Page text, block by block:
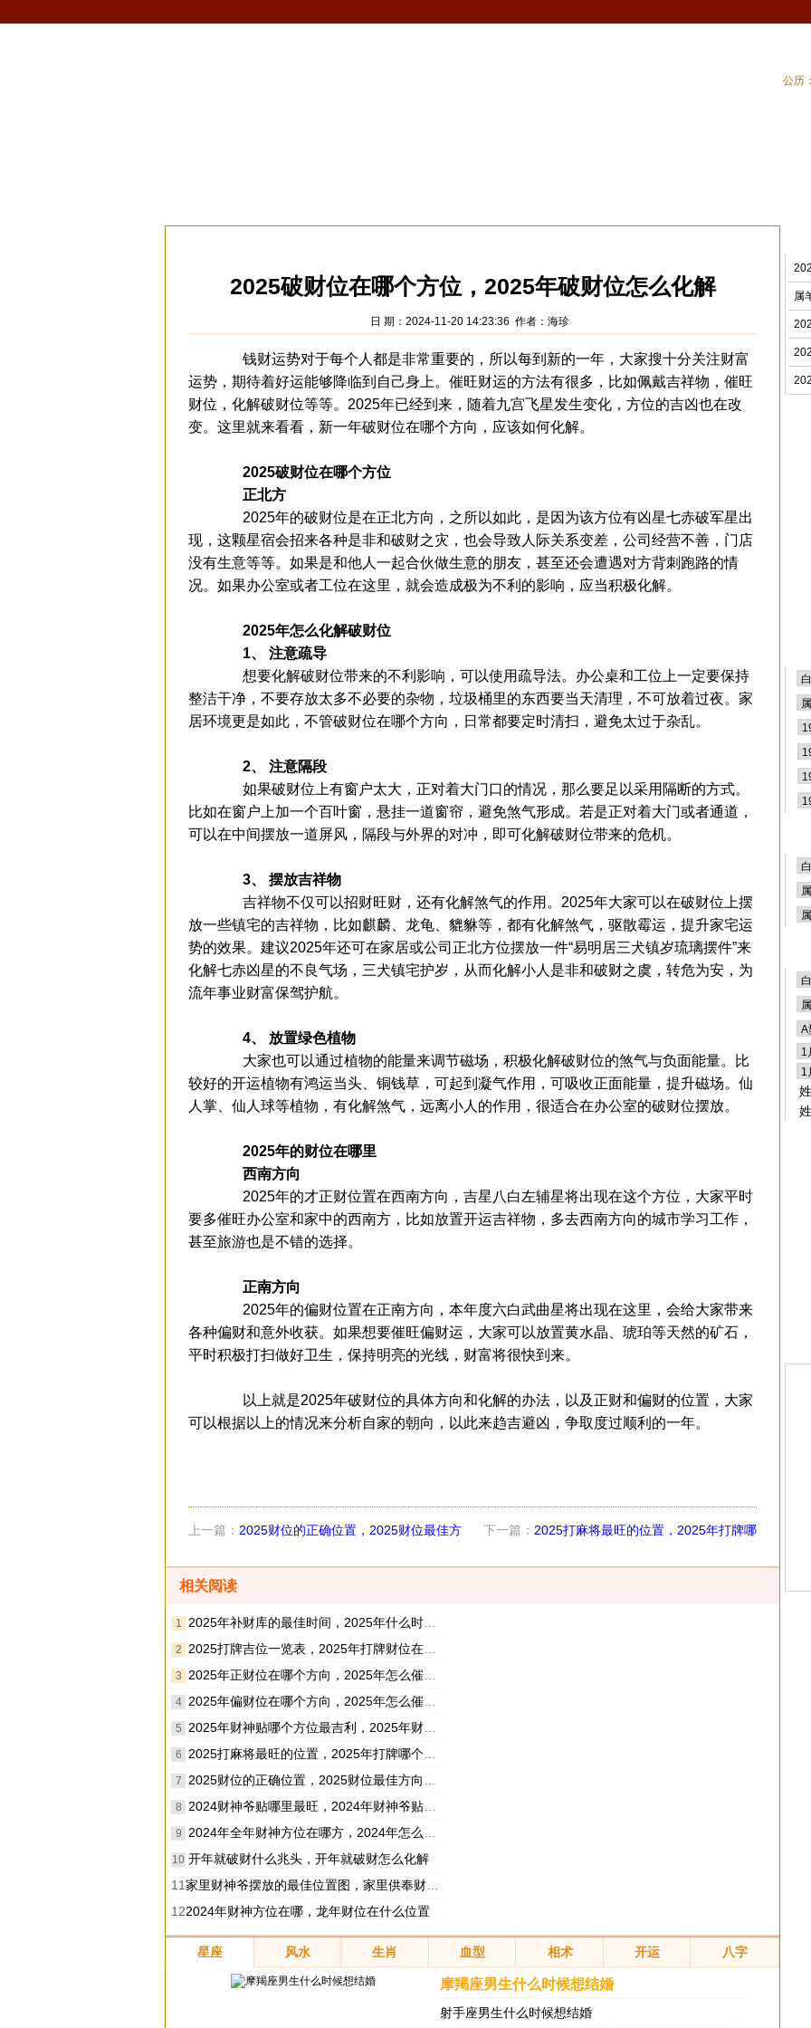
公历
2025破财位在哪个方位，2025年破财位怎么化解
日 期：2024-11-20 14:23:36 作者：海珍
钱财运势对于每个人都是非常重要的，所以每到新的一年，大家搜十分关注财富
运势，期待着好运能够降临到自己身上。催旺财运的方法有很多，比如佩戴吉祥物，催旺
财位，化解破财位等等。2025年已经到来，随着九宫飞星发生变化，方位的吉凶也在改
变。这里就来看看，新一年破财位在哪个方向，应该如何化解。
2025破财位在哪个方位
正北方
2025年的破财位是在正北方向，之所以如此，是因为该方位有凶星七赤破军星出
现，这颗星宿会招来各种是非和破财之灾，也会导致人际关系变差，公司经营不善，门店
没有生意等等。如果是和他人一起合伙做生意的朋友，甚至还会遭遇对方背刺跑路的情
况。如果办公室或者工位在这里，就会造成极为不利的影响，应当积极化解。
2025年怎么化解破财位
1、 注意疏导
想要化解破财位带来的不利影响，可以使用疏导法。办公桌和工位上一定要保持
整洁干净，不要存放太多不必要的杂物，垃圾桶里的东西要当天清理，不可放着过夜。家
居环境更是如此，不管破财位在哪个方向，日常都要定时清扫，避免太过于杂乱。
2、 注意隔段
如果破财位上有窗户太大，正对着大门口的情况，那么要足以采用隔断的方式。
比如在窗户上加一个百叶窗，悬挂一道窗帘，避免煞气形成。若是正对着大门或者通道，
可以在中间摆放一道屏风，隔段与外界的对冲，即可化解破财位带来的危机。
3、 摆放吉祥物
吉祥物不仅可以招财旺财，还有化解煞气的作用。2025年大家可以在破财位上摆
放一些镇宅的吉祥物，比如麒麟、龙龟、貔貅等，都有化解煞气，驱散霉运，提升家宅运
势的效果。建议2025年还可在家居或公司正北方位摆放一件“易明居三犬镇岁琉璃摆件”来
化解七赤凶星的不良气场，三犬镇宅护岁，从而化解小人是非和破财之虞，转危为安，为
流年事业财富保驾护航。
4、 放置绿色植物
大家也可以通过植物的能量来调节磁场，积极化解破财位的煞气与负面能量。比
较好的开运植物有鸿运当头、铜钱草，可起到凝气作用，可吸收正面能量，提升磁场。仙
人掌、仙人球等植物，有化解煞气，远离小人的作用，很适合在办公室的破财位摆放。
2025年的财位在哪里
西南方向
2025年的才正财位置在西南方向，吉星八白左辅星将出现在这个方位，大家平时
要多催旺办公室和家中的西南方，比如放置开运吉祥物，多去西南方向的城市学习工作，
甚至旅游也是不错的选择。
正南方向
2025年的偏财位置在正南方向，本年度六白武曲星将出现在这里，会给大家带来
各种偏财和意外收获。如果想要催旺偏财运，大家可以放置黄水晶、琥珀等天然的矿石，
平时积极打扫做好卫生，保持明亮的光线，财富将很快到来。
以上就是2025年破财位的具体方向和化解的办法，以及正财和偏财的位置，大家
可以根据以上的情况来分析自家的朝向，以此来趋吉避凶，争取度过顺利的一年。
上一篇： 2025财位的正确位置，2025财位最佳方
向图片
下一篇： 2025打麻将最旺的位置，2025年打牌哪
相关阅读
1 2025年补财库的最佳时间，2025年什么时候补财库好
2 2025打牌吉位一览表，2025年打牌财位在哪个方向
3 2025年正财位在哪个方向，2025年怎么催旺正财
4 2025年偏财位在哪个方向，2025年怎么催旺偏财
5 2025年财神贴哪个方位最吉利，2025年财神供奉哪个位置
6 2025打麻将最旺的位置，2025年打牌哪个位置手气最好
7 2025财位的正确位置，2025财位最佳方向图片
8 2024财神爷贴哪里最旺，2024年财神爷贴哪个方位
9 2024年全年财神方位在哪方，2024年怎么催旺财位
10 开年就破财什么兆头，开年就破财怎么化解
11家里财神爷摆放的最佳位置图，家里供奉财神注意什么
122024年财神方位在哪，龙年财位在什么位置
星座 风水 生肖 血型 相术 开运 八字
摩羯座男生什么时候想结婚
射手座男生什么时候想结婚
属
姓
姓